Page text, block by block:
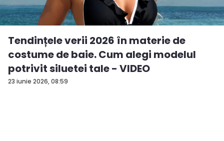
23 iunie 2026, 08:59
Tendințele verii 2026 în materie de
costume de baie. Cum alegi modelul
potrivit siluetei tale - VIDEO